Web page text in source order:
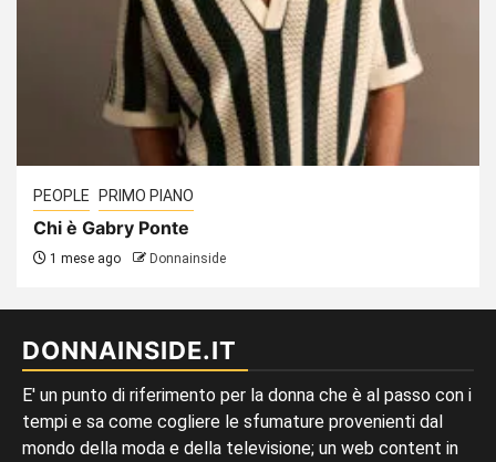
PEOPLE PRIMO PIANO
Chi è Gabry Ponte
1 mese ago Donnainside
DONNAINSIDE.IT
E' un punto di riferimento per la donna che è al passo con i
tempi e sa come cogliere le sfumature provenienti dal
mondo della moda e della televisione; un web content in